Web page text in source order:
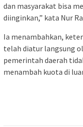
dan masyarakat bisa
diinginkan,” kata Nur
Ia menambahkan,
telah diatur langsung
pemerintah daerah
menambah kuota di